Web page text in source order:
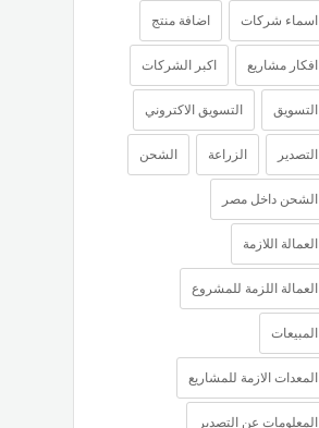
اسماء شركات اضافة منتج
افكار مشاريع اكبر الشركات
التسويق التسويق الاكتروني
التصدير الزراعة الشحن
الشحن داخل مصر
العمالة اللازمة
العمالة اللزمة للمشروع
المبيعات
المعدات الازمة للمشاريع
المعلومات عن التصدير